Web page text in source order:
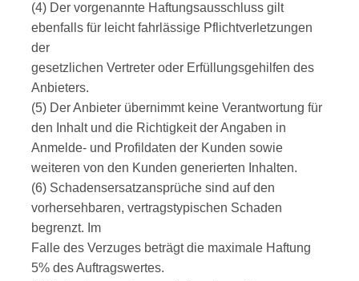
(4) Der vorgenannte Haftungsausschluss gilt
ebenfalls für leicht fahrlässige Pflichtverletzungen
der
gesetzlichen Vertreter oder Erfüllungsgehilfen des
Anbieters.
(5) Der Anbieter übernimmt keine Verantwortung für
den Inhalt und die Richtigkeit der Angaben in
Anmelde- und Profildaten der Kunden sowie
weiteren von den Kunden generierten Inhalten.
(6) Schadensersatzansprüche sind auf den
vorhersehbaren, vertragstypischen Schaden
begrenzt. Im
Falle des Verzuges beträgt die maximale Haftung
5% des Auftragswertes.